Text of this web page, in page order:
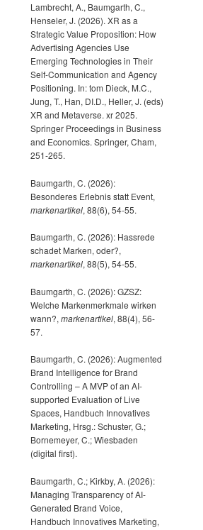
Lambrecht, A., Baumgarth, C.,
Henseler, J. (2026). XR as a
Strategic Value Proposition: How
Advertising Agencies Use
Emerging Technologies in Their
Self-Communication and Agency
Positioning. In: tom Dieck, M.C.,
Jung, T., Han, DI.D., Heller, J. (eds)
XR and Metaverse. xr 2025.
Springer Proceedings in Business
and Economics. Springer, Cham,
251-265.
Baumgarth, C. (2026):
Besonderes Erlebnis statt Event,
markenartikel, 88(6), 54-55.
Baumgarth, C. (2026): Hassrede
schadet Marken, oder?,
markenartikel, 88(5), 54-55.
Baumgarth, C. (2026): GZSZ:
Welche Markenmerkmale wirken
wann?, markenartikel, 88(4), 56-
57.
Baumgarth, C. (2026): Augmented
Brand Intelligence for Brand
Controlling – A MVP of an AI-
supported Evaluation of Live
Spaces, Handbuch Innovatives
Marketing, Hrsg.: Schuster, G.;
Bornemeyer, C.; Wiesbaden
(digital first).
Baumgarth, C.; Kirkby, A. (2026):
Managing Transparency of AI-
Generated Brand Voice,
Handbuch Innovatives Marketing,